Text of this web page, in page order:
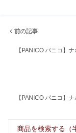
前の記事
【PANICO パニコ】
【PANICO パニコ】
商品を検索する（